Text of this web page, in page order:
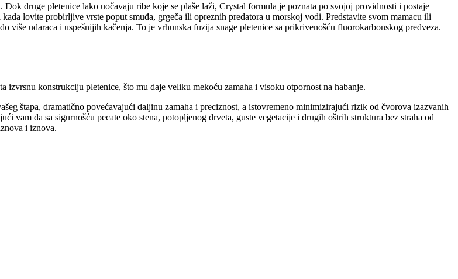
druge pletenice lako uočavaju ribe koje se plaše laži, Crystal formula je poznata po svojoj providnosti i postaje
lovite probirljive vrste poput smuđa, grgeča ili opreznih predatora u morskoj vodi. Predstavite svom mamacu ili
udaraca i uspešnijih kačenja. To je vrhunska fuzija snage pletenice sa prikrivenošću fluorokarbonskog predveza.
konstrukciju pletenice, što mu daje veliku mekoću zamaha i visoku otpornost na habanje.
štapa, dramatično povećavajući daljinu zamaha i preciznost, a istovremeno minimizirajući rizik od čvorova izazvanih
vam da sa sigurnošću pecate oko stena, potopljenog drveta, guste vegetacije i drugih oštrih struktura bez straha od
i iznova.